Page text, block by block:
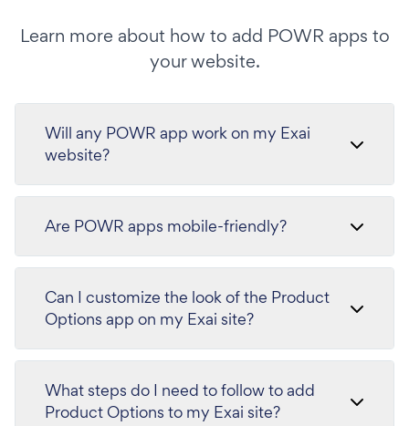
Learn more about how to add POWR apps to
your website.
Will any POWR app work on my Exai
website?
Are POWR apps mobile-friendly?
Can I customize the look of the Product
Options app on my Exai site?
What steps do I need to follow to add
Product Options to my Exai site?